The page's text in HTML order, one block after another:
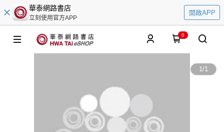
華泰網路書店
立刻使用官方APP
開啟APP
0
1/1